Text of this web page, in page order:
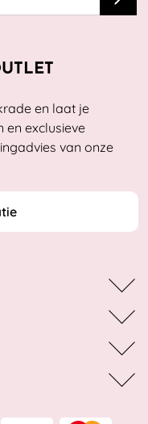
en laat je
en exclusieve
van onze